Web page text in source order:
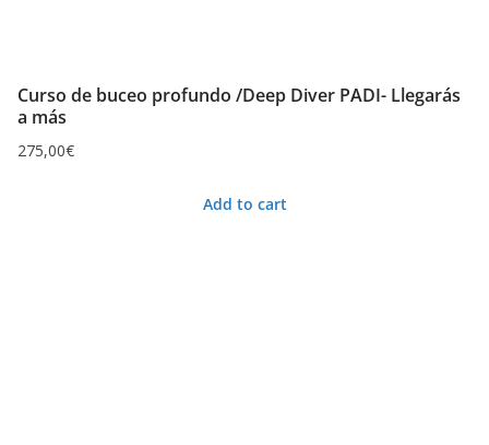
Curso de buceo profundo /Deep Diver PADI- Llegarás
a más
275,00€
Add to cart